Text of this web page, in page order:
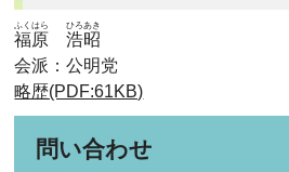
福原
ふくはら
浩
ひろ
昭
あき
会派：公明党
略歴(PDF:61KB)
問い合わせ